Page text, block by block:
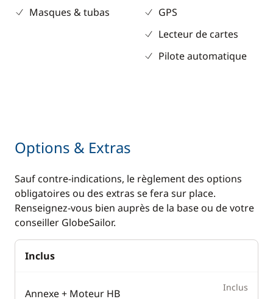
Masques & tubas
GPS
Lecteur de cartes
Pilote automatique
Options & Extras
Sauf contre-indications, le règlement des options
obligatoires ou des extras se fera sur place.
Renseignez-vous bien auprès de la base ou de votre
conseiller GlobeSailor.
Inclus
Annexe + Moteur HB Inclus